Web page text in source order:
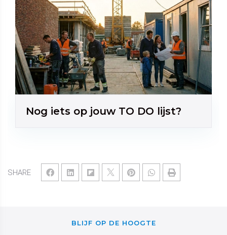
SHARE
Nog iets op jouw TO DO lijst?
BLIJF OP DE HOOGTE